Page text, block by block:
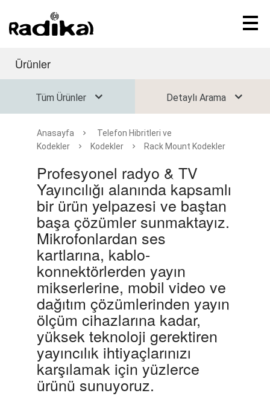
Ürünler
Tüm Ürünler Detaylı Arama
Anasayfa
Telefon Hibritleri ve
Kodekler
Kodekler Rack Mount Kodekler
Profesyonel radyo & TV
Yayıncılığı alanında kapsamlı
bir ürün yelpazesi ve baştan
başa çözümler sunmaktayız.
Mikrofonlardan ses
kartlarına, kablo-
konnektörlerden yayın
mikserlerine, mobil video ve
dağıtım çözümlerinden yayın
ölçüm cihazlarına kadar,
yüksek teknoloji gerektiren
yayıncılık ihtiyaçlarınızı
karşılamak için yüzlerce
ürünü sunuyoruz.